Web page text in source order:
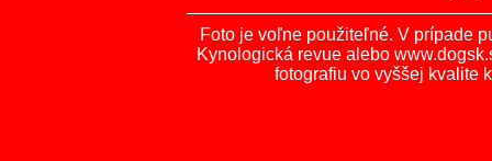
Foto je voľne použiteľné. V prípade
Kynologická revue alebo
fotografiu vo vyššej kvalite